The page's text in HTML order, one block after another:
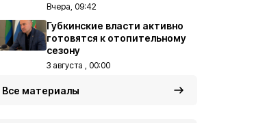
Вчера, 09:42
Губкинские власти активно
готовятся к отопительному
сезону
3 августа , 00:00
Все материалы